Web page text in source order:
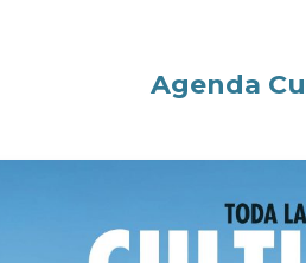
Agenda